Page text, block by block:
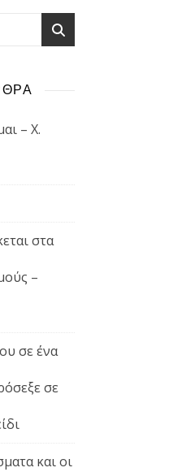
– Χ.
στα
–
σε ένα
σε
και οι